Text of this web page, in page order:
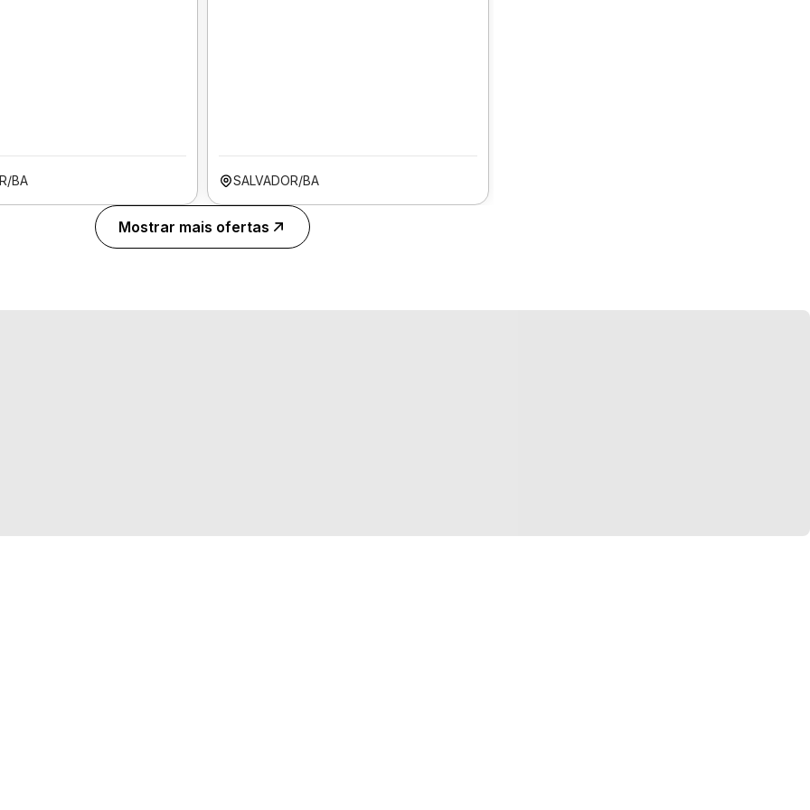
BA SALVADOR/BA
Mostrar mais ofertas